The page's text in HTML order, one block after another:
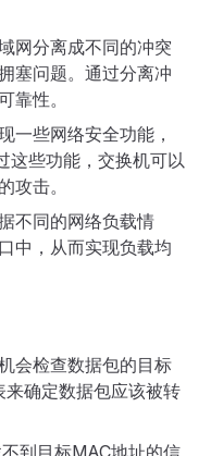
网分离成不同的冲突
塞问题。通过分离冲
靠性。
一些网络安全功能，
这些功能，交换机可以
攻击。
不同的网络负载情
中，从而实现负载均
会检查数据包的目标
确定数据包应该被转
到目标MAC地址的信